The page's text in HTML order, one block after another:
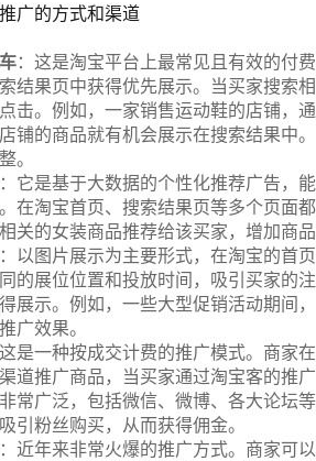
广的方式和渠道
：这是淘宝平台上最常见且有效的付
结果页中获得优先展示。当买家搜索
击。例如，一家销售运动鞋的店铺，
铺的商品就有机会展示在搜索结果中
。
：它是基于大数据的个性化推荐广告，
在淘宝首页、搜索结果页等多个页面
关的女装商品推荐给该买家，增加商
：以图片展示为主要形式，在淘宝的首
的展位位置和投放时间，吸引买家的
展示。例如，一些大型促销活动期间
广效果。
是一种按成交计费的推广模式。商家
道推广商品，当买家通过淘宝客的推
常广泛，包括微信、微博、各大论坛
引粉丝购买，从而获得佣金。
：近年来非常火爆的推广方式。商家可